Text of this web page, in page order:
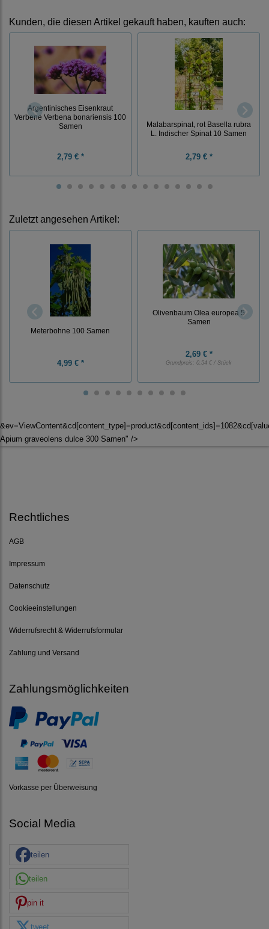
Kunden, die diesen Artikel gekauft haben, kauften auch:
Argentinisches Eisenkraut
Verbene Verbena bonariensis 100
Samen
2,79 € *
Malabarspinat, rot Basella rubra
L. Indischer Spinat 10 Samen
2,79 € *
Zuletzt angesehen Artikel:
Meterbohne 100 Samen
4,99 € *
Olivenbaum Olea europea 5
Samen
2,69 € *
Grundpreis: 0,54 € / Stück
Apium graveolens dulce 300 Samen" />
Rechtliches
AGB
Impressum
Datenschutz
Cookieeinstellungen
Widerrufsrecht & Widerrufsformular
Zahlung und Versand
Zahlungsmöglichkeiten
Vorkasse per Überweisung
Social Media
teilen
teilen
pin it
tweet